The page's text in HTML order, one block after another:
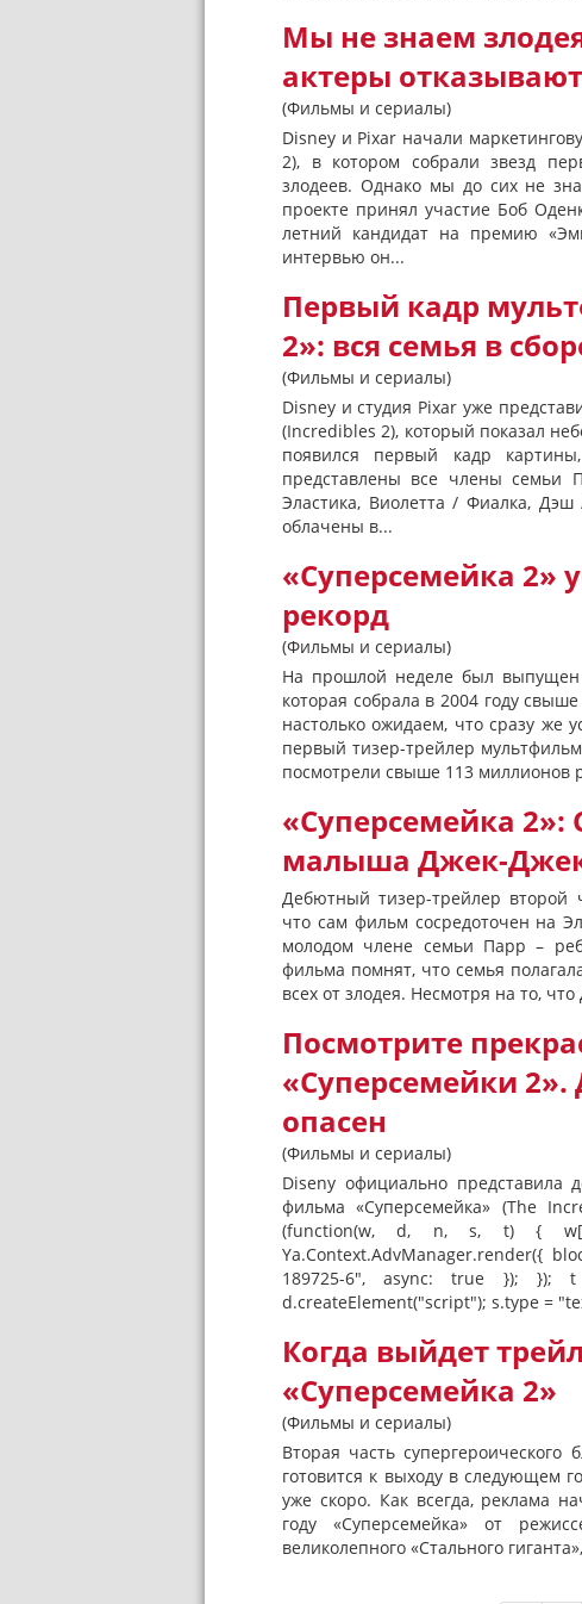
Мы не знаем
актеры
(Фильмы и сериалы)
Disney и Pixar начали
2), в котором собрали звезд
злодеев. Однако мы до сих не
проекте принял участие Боб
летний кандидат на премию
интервью он...
Первый кадр
2»: вся семья в
(Фильмы и сериалы)
Disney и студия Pixar уже
(Incredibles 2), который показал
появился первый кадр
представлены все члены
Эластика, Виолетта / Фиалка,
облачены в...
«Суперсемейка 2»
рекорд
(Фильмы и сериалы)
На прошлой неделе был выпущен
которая собрала в 2004 году
настолько ожидаем, что сразу же
первый тизер-трейлер
посмотрели свыше 113 миллионов
«Суперсемейка 2»:
малыша Джек-
Дебютный тизер-трейлер второй
что сам фильм сосредоточен на
молодом члене семьи Парр –
фильма помнят, что семья
всех от злодея. Несмотря на то,
Посмотрите
«Суперсемейки
опасен
(Фильмы и сериалы)
Diseny официально представила
фильма «Суперсемейка» (The
(function(w, d, n, s, t) {
Ya.Context.AdvManager.render({
189725-6", async: true }); }); t
d.createElement("script"); s.type =
Когда выйдет
«Суперсемейка 2»
(Фильмы и сериалы)
Вторая часть супергероического
готовится к выходу в следующем
уже скоро. Как всегда, реклама
году «Суперсемейка» от
великолепного «Стального